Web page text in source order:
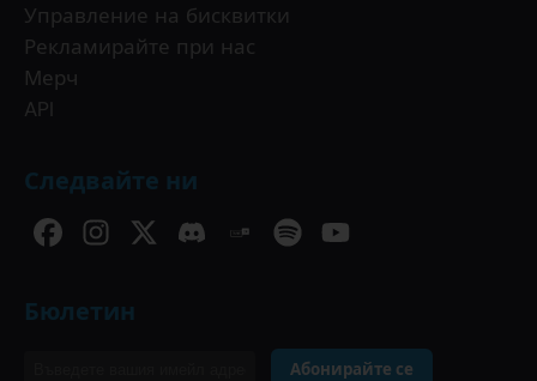
Управление на бисквитки
Рекламирайте при нас
Мерч
API
Следвайте ни
Бюлетин
Абонирайте се